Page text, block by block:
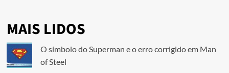
MAIS LIDOS
O símbolo do Superman e o erro corrigido em Man
of Steel